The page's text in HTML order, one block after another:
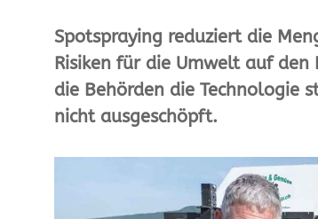
Düngung im
Sulfat gibt Gips
Spotspraying reduziert die
Risiken für die Umwelt auf
die Behörden die Technologie
nicht ausgeschöpft.